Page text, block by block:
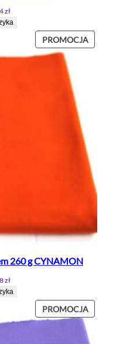
złAktualna
cena
PROMOCJA
W
260 g CYNAMON
złAktualna
cena
PROMOCJA
W